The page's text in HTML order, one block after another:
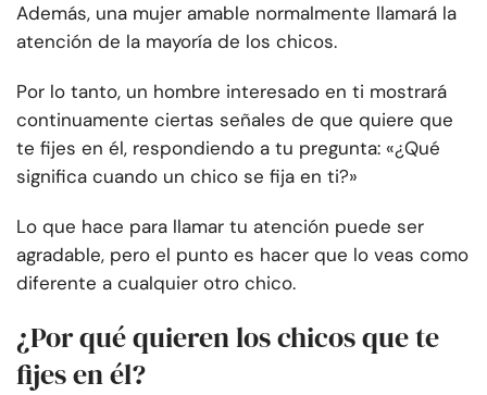
Además, una mujer amable normalmente llamará la
atención de la mayoría de los chicos.
Por lo tanto, un hombre interesado en ti mostrará
continuamente ciertas señales de que quiere que
te fijes en él, respondiendo a tu pregunta: «¿Qué
significa cuando un chico se fija en ti?»
Lo que hace para llamar tu atención puede ser
agradable, pero el punto es hacer que lo veas como
diferente a cualquier otro chico.
¿Por qué quieren los chicos que te
fijes en él?